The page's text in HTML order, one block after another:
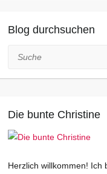
Blog durchsuchen
Suche
Die bunte Christine
Herzlich willkommen! Ich